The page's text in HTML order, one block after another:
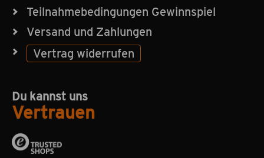
Teilnahmebedingungen Gewinnspiel
Versand und Zahlungen
Vertrag widerrufen
Du kannst uns
Vertrauen